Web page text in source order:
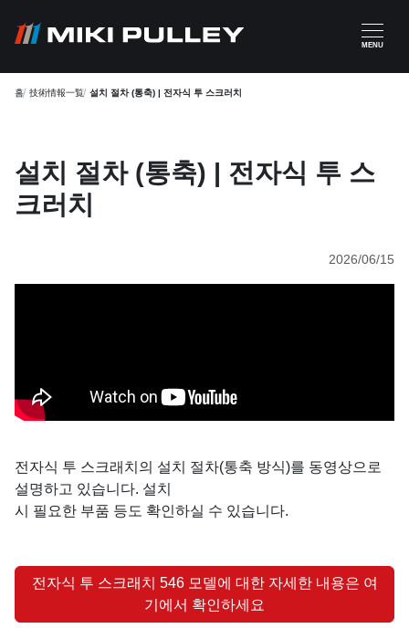
MENU
홈 技術情報一覧 설치 절차 (통축) | 전자식 투 스크러치
설치 절차 (통축) | 전자식 투 스
크러치
2026/06/15
전자식 투 스크래치의 설치 절차(통축 방식)를 동영상으로
설명하고 있습니다. 설치
시 필요한 부품 등도 확인하실 수 있습니다.
전자식 투 스크래치 546 모델에 대한 자세한 내용은 여
기에서 확인하세요